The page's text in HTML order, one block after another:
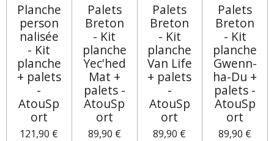
Planche
person
nalisée
- Kit
planche
+ palets
-
AtouSp
ort
121,90 €
Palets
Breton
- Kit
planche
Yec'hed
Mat +
palets -
AtouSp
ort
89,90 €
Palets
Breton
- Kit
planche
Van Life
+ palets
-
AtouSp
ort
89,90 €
Palets
Breton
- Kit
planche
Gwenn-
ha-Du +
palets -
AtouSp
ort
89,90 €